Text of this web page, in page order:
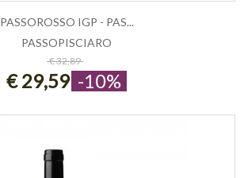
ESAURITO
PASSOROSSO IGP - PAS...
PASSOPISCIARO
€ 32,89
€ 29,59 -10%